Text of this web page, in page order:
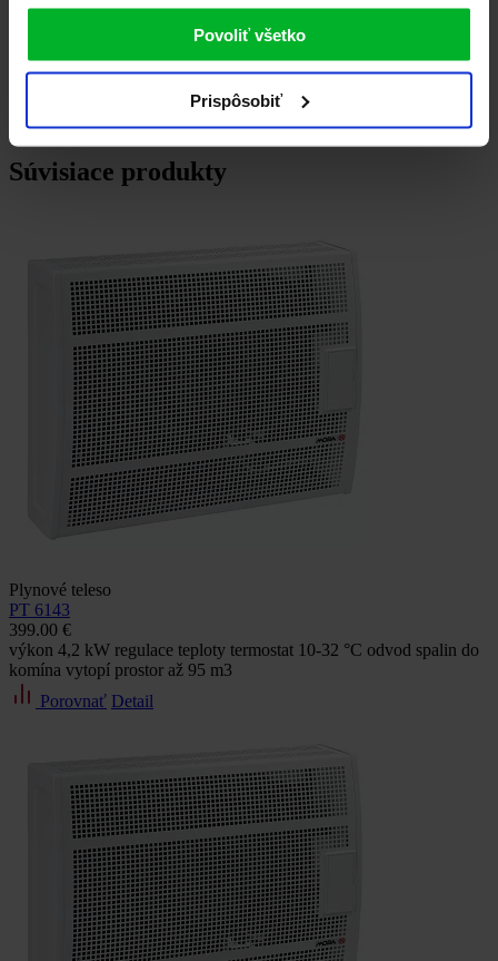
Povoliť všetko
Prispôsobiť
Súvisiace produkty
Plynové teleso
PT 6143
399.00 €
výkon 4,2 kW regulace teploty termostat 10-32 °C odvod spalin do
komína vytopí prostor až 95 m3
Porovnať Detail